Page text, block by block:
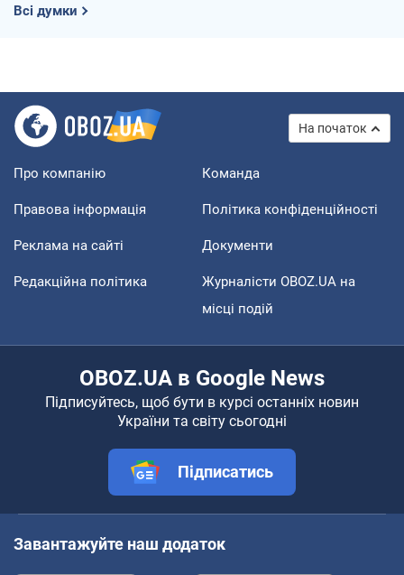
Всі думки
На початок
Про компанію Команда
Правова інформація Політика конфіденційності
Реклама на сайті Документи
Редакційна політика
Журналісти OBOZ.UA на
місці подій
OBOZ.UA в Google News
Підписуйтесь, щоб бути в курсі останніх новин
України та світу сьогодні
Підписатись
Завантажуйте наш додаток